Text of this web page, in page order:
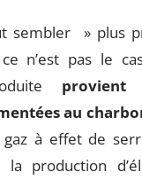
sembler » plus
n’est pas le
provient
au
gaz à effet de
la production